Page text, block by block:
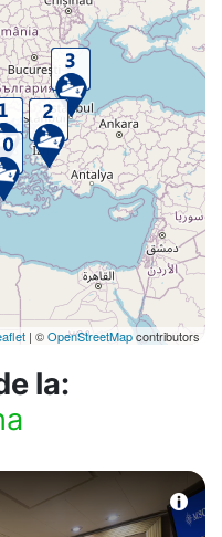
| ©OpenStreetMapcontributors
la: